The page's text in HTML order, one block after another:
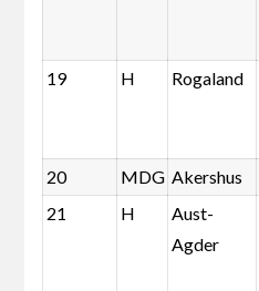
19
H Rogaland
20
MDG Akershus
21
H
Aust-
Agder